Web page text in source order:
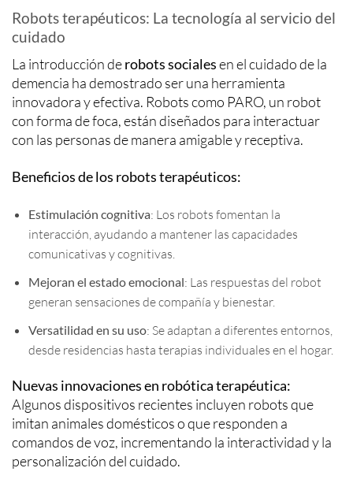
Robots terapéuticos: La tecnología al servicio del
cuidado
La introducción derobots socialesen el cuidado de la
demencia ha demostrado ser una herramienta
innovadora y efectiva. Robots como PARO, un robot
con forma de foca, están diseñados para interactuar
con las personas de manera amigable y receptiva.
Beneficios de los robots terapéuticos:
Estimulación cognitiva: Los robots fomentan la
interacción, ayudando a mantener las capacidades
comunicativas y cognitivas.
Mejoran el estado emocional: Las respuestas del robot
generan sensaciones de compañía y bienestar.
Versatilidad en su uso: Se adaptan a diferentes entornos,
desde residencias hasta terapias individuales en el hogar.
Nuevas innovaciones en robótica terapéutica:
Algunos dispositivos recientes incluyen robots que
imitan animales domésticos o que responden a
comandos de voz, incrementando la interactividad y la
personalización del cuidado.